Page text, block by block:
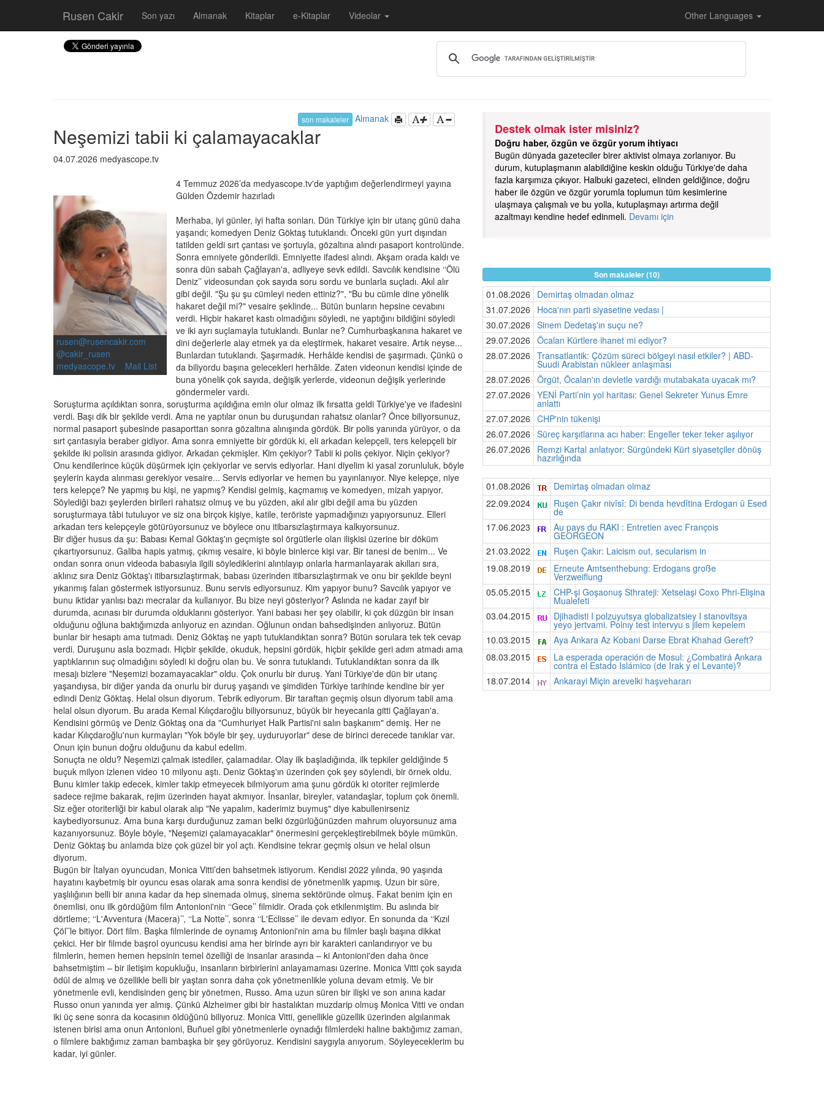
Rusen Cakir Son yazı Almanak Kitaplar e-Kitaplar Videolar Other Languages
son makaleler Almanak
Neşemizi tabii ki çalamayacaklar
04.07.2026 medyascope.tv
rusen@rusencakir.com
@cakir_rusen
medyascope.tv
Mail List
4 Temmuz 2026’da medyascope.tv'de yaptığım değerlendirmeyi yayına
Gülden Özdemir hazırladı
Merhaba, iyi günler, iyi hafta sonları. Dün Türkiye için bir utanç günü daha
yaşandı; komedyen Deniz Göktaş tutuklandı. Önceki gün yurt dışından
tatilden geldi sırt çantası ve şortuyla, gözaltına alındı pasaport kontrolünde.
Sonra emniyete gönderildi. Emniyette ifadesi alındı. Akşam orada kaldı ve
sonra dün sabah Çağlayan'a, adliyeye sevk edildi. Savcılık kendisine ‘‘Ölü
Deniz’’ videosundan çok sayıda soru sordu ve bunlarla suçladı. Akıl alır
gibi değil. "Şu şu şu cümleyi neden ettiniz?", "Bu bu cümle dine yönelik
hakaret değil mi?" vesaire şeklinde... Bütün bunların hepsine cevabını
verdi. Hiçbir hakaret kastı olmadığını söyledi, ne yaptığını bildiğini söyledi
ve iki ayrı suçlamayla tutuklandı. Bunlar ne? Cumhurbaşkanına hakaret ve
dini değerlerle alay etmek ya da eleştirmek, hakaret vesaire. Artık neyse...
Bunlardan tutuklandı. Şaşırmadık. Herhâlde kendisi de şaşırmadı. Çünkü o
da biliyordu başına gelecekleri herhâlde. Zaten videonun kendisi içinde de
buna yönelik çok sayıda, değişik yerlerde, videonun değişik yerlerinde
göndermeler vardı.
Soruşturma açıldıktan sonra, soruşturma açıldığına emin olur olmaz ilk fırsatta geldi Türkiye'ye ve ifadesini
verdi. Başı dik bir şekilde verdi. Ama ne yaptılar onun bu duruşundan rahatsız olanlar? Önce biliyorsunuz,
normal pasaport şubesinde pasaporttan sonra gözaltına alınışında gördük. Bir polis yanında yürüyor, o da
sırt çantasıyla beraber gidiyor. Ama sonra emniyette bir gördük ki, eli arkadan kelepçeli, ters kelepçeli bir
şekilde iki polisin arasında gidiyor. Arkadan çekmişler. Kim çekiyor? Tabii ki polis çekiyor. Niçin çekiyor?
Onu kendilerince küçük düşürmek için çekiyorlar ve servis ediyorlar. Hani diyelim ki yasal zorunluluk, böyle
şeylerin kayda alınması gerekiyor vesaire... Servis ediyorlar ve hemen bu yayınlanıyor. Niye kelepçe, niye
ters kelepçe? Ne yapmış bu kişi, ne yapmış? Kendisi gelmiş, kaçmamış ve komedyen, mizah yapıyor.
Söylediği bazı şeylerden birileri rahatsız olmuş ve bu yüzden, akıl alır gibi değil ama bu yüzden
soruşturmaya tâbi tutuluyor ve siz ona birçok kişiye, katile, teröriste yapmadığınızı yapıyorsunuz. Elleri
arkadan ters kelepçeyle götürüyorsunuz ve böylece onu itibarsızlaştırmaya kalkıyorsunuz.
Bir diğer husus da şu: Babası Kemal Göktaş'ın geçmişte sol örgütlerle olan ilişkisi üzerine bir döküm
çıkartıyorsunuz. Galiba hapis yatmış, çıkmış vesaire, ki böyle binlerce kişi var. Bir tanesi de benim... Ve
ondan sonra onun videoda babasıyla ilgili söylediklerini alıntılayıp onlarla harmanlayarak akılları sıra,
aklınız sıra Deniz Göktaş'ı itibarsızlaştırmak, babası üzerinden itibarsızlaştırmak ve onu bir şekilde beyni
yıkanmış falan göstermek istiyorsunuz. Bunu servis ediyorsunuz. Kim yapıyor bunu? Savcılık yapıyor ve
bunu iktidar yanlısı bazı mecralar da kullanıyor. Bu bize neyi gösteriyor? Aslında ne kadar zayıf bir
durumda, acınası bir durumda olduklarını gösteriyor. Yani babası her şey olabilir, ki çok düzgün bir insan
olduğunu oğluna baktığımızda anlıyoruz en azından. Oğlunun ondan bahsedişinden anlıyoruz. Bütün
bunlar bir hesaptı ama tutmadı. Deniz Göktaş ne yaptı tutuklandıktan sonra? Bütün sorulara tek tek cevap
verdi. Duruşunu asla bozmadı. Hiçbir şekilde, okuduk, hepsini gördük, hiçbir şekilde geri adım atmadı ama
yaptıklarının suç olmadığını söyledi ki doğru olan bu. Ve sonra tutuklandı. Tutuklandıktan sonra da ilk
mesajı bizlere "Neşemizi bozamayacaklar" oldu. Çok onurlu bir duruş. Yani Türkiye'de dün bir utanç
yaşandıysa, bir diğer yanda da onurlu bir duruş yaşandı ve şimdiden Türkiye tarihinde kendine bir yer
edindi Deniz Göktaş. Helal olsun diyorum. Tebrik ediyorum. Bir taraftan geçmiş olsun diyorum tabii ama
helal olsun diyorum. Bu arada Kemal Kılıçdaroğlu biliyorsunuz, büyük bir heyecanla gitti Çağlayan'a.
Kendisini görmüş ve Deniz Göktaş ona da "Cumhuriyet Halk Partisi'ni salın başkanım" demiş. Her ne
kadar Kılıçdaroğlu'nun kurmayları "Yok böyle bir şey, uyduruyorlar" dese de birinci derecede tanıklar var.
Onun için bunun doğru olduğunu da kabul edelim.
Sonuçta ne oldu? Neşemizi çalmak istediler, çalamadılar. Olay ilk başladığında, ilk tepkiler geldiğinde 5
buçuk milyon izlenen video 10 milyonu aştı. Deniz Göktaş'ın üzerinden çok şey söylendi, bir örnek oldu.
Bunu kimler takip edecek, kimler takip etmeyecek bilmiyorum ama şunu gördük ki otoriter rejimlerde
sadece rejime bakarak, rejim üzerinden hayat akmıyor. İnsanlar, bireyler, vatandaşlar, toplum çok önemli.
Siz eğer otoriterliği bir kabul olarak alıp "Ne yapalım, kaderimiz buymuş" diye kabullenirseniz
kaybediyorsunuz. Ama buna karşı durduğunuz zaman belki özgürlüğünüzden mahrum oluyorsunuz ama
kazanıyorsunuz. Böyle böyle, "Neşemizi çalamayacaklar" önermesini gerçekleştirebilmek böyle mümkün.
Deniz Göktaş bu anlamda bize çok güzel bir yol açtı. Kendisine tekrar geçmiş olsun ve helal olsun
diyorum.
Bugün bir İtalyan oyuncudan, Monica Vitti’den bahsetmek istiyorum. Kendisi 2022 yılında, 90 yaşında
hayatını kaybetmiş bir oyuncu esas olarak ama sonra kendisi de yönetmenlik yapmış. Uzun bir süre,
yaşlılığının belli bir anına kadar da hep sinemada olmuş, sinema sektöründe olmuş. Fakat benim için en
önemlisi, onu ilk gördüğüm film Antonioni'nin ‘‘Gece’’ filmidir. Orada çok etkilenmiştim. Bu aslında bir
dörtleme; ‘‘L'Avventura (Macera)’’, ‘‘La Notte’’, sonra ‘‘L'Eclisse’’ ile devam ediyor. En sonunda da ‘‘Kızıl
Çöl’’le bitiyor. Dört film. Başka filmlerinde de oynamış Antonioni'nin ama bu filmler başlı başına dikkat
çekici. Her bir filmde başrol oyuncusu kendisi ama her birinde ayrı bir karakteri canlandırıyor ve bu
filmlerin, hemen hemen hepsinin temel özelliği de insanlar arasında – ki Antonioni'den daha önce
bahsetmiştim – bir iletişim kopukluğu, insanların birbirlerini anlayamaması üzerine. Monica Vitti çok sayıda
ödül de almış ve özellikle belli bir yaştan sonra daha çok yönetmenlikle yoluna devam etmiş. Ve bir
yönetmenle evli, kendisinden genç bir yönetmen, Russo. Ama uzun süren bir ilişki ve son anına kadar
Russo onun yanında yer almış. Çünkü Alzheimer gibi bir hastalıktan muzdarip olmuş Monica Vitti ve ondan
iki üç sene sonra da kocasının öldüğünü biliyoruz. Monica Vitti, genellikle güzellik üzerinden algılanmak
istenen birisi ama onun Antonioni, Buñuel gibi yönetmenlerle oynadığı filmlerdeki haline baktığımız zaman,
o filmlere baktığımız zaman bambaşka bir şey görüyoruz. Kendisini saygıyla anıyorum. Söyleyeceklerim bu
kadar, iyi günler.
Destek olmak ister misiniz?
Doğru haber, özgün ve özgür yorum ihtiyacı
Bugün dünyada gazeteciler birer aktivist olmaya zorlanıyor. Bu
durum, kutuplaşmanın alabildiğine keskin olduğu Türkiye'de daha
fazla karşımıza çıkıyor. Halbuki gazeteci, elinden geldiğince, doğru
haber ile özgün ve özgür yorumla toplumun tüm kesimlerine
ulaşmaya çalışmalı ve bu yolla, kutuplaşmayı artırma değil
azaltmayı kendine hedef edinmeli. Devamı için
Son makaleler (10)
01.08.2026
Demirtaş olmadan olmaz
31.07.2026
Hoca'nın parti siyasetine vedası |
30.07.2026 Sinem Dedetaş'ın suçu ne?
29.07.2026 Öcalan Kürtlere ihanet mi ediyor?
28.07.2026 Transatlantik: Çözüm süreci bölgeyi nasıl etkiler? | ABD-
Suudi Arabistan nükleer anlaşması
28.07.2026 Örgüt, Öcalan'ın devletle vardığı mutabakata uyacak mı?
27.07.2026 YENİ Parti’nin yol haritası: Genel Sekreter Yunus Emre
anlattı
27.07.2026 CHP'nin tükenişi
26.07.2026 Süreç karşıtlarına acı haber: Engeller teker teker aşılıyor
26.07.2026
Remzi Kartal anlatıyor: Sürgündeki Kürt siyasetçiler dönüş
hazırlığında
01.08.2026
Demirtaş olmadan olmaz
22.09.2024
Ruşen Çakır nivîsî: Di benda hevdîtina Erdogan û Esed
de
17.06.2023
Au pays du RAKI : Entretien avec François
GEORGEON
21.03.2022
Ruşen Çakır: Laicism out, secularism in
19.08.2019
Erneute Amtsenthebung: Erdogans große
Verzweiflung
05.05.2015
CHP-şi Goşaonuş Sthrateji: Xetselaşi Coxo Phri-Elişina
Mualefeti
03.04.2015
Djihadisti I polzuyutsya globalizatsiey I stanovitsya
yeyo jertvami. Polnıy test intervyu s jilem kepelem
10.03.2015
Aya Ankara Az Kobani Darse Ebrat Khahad Gereft?
08.03.2015
La esperada operación de Mosul: ¿Combatirá Ankara
contra el Estado Islámico (de Irak y el Levante)?
18.07.2014
Ankarayi Miçin arevelki haşvehararı